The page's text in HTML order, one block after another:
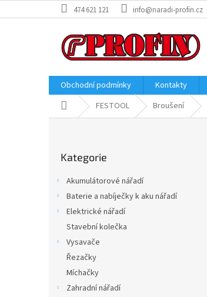
na
474 621 121 info@naradi-profin.cz
Obchodní podmínky Kontakty
Domů FESTOOL Broušení
kategorie
Kategorie
Akumulátorové nářadí
Baterie a nabíječky k aku nářadí
Elektrické nářadí
Stavební kolečka
Vysavače
Řezačky
Míchačky
Zahradní nářadí